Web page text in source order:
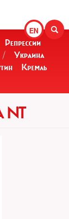
EN
Репрессии
/
Украина
Кремль